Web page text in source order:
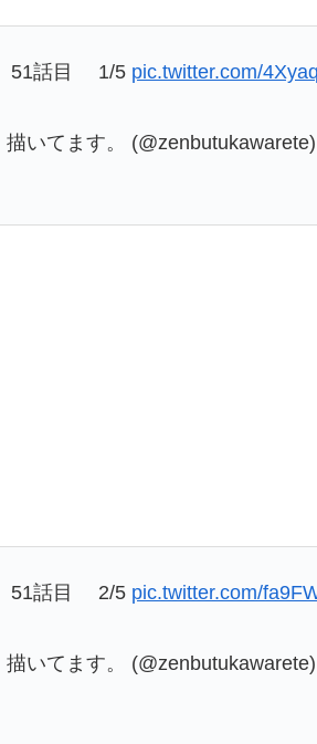
51話目 1/5 pic.twitter.com/
いてます。 (@zenbutukawarete)
51話目 2/5 pic.twitter.com/
いてます。 (@zenbutukawarete)